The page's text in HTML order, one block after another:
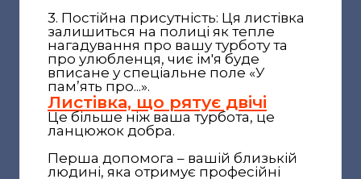
3. Постійна присутність: Ця листівка
залишиться на полиці як тепле
нагадування про вашу турботу та
про улюбленця, чиє ім'я буде
вписане у спеціальне поле «У
памʼять про...».
Листівка, що рятує двічі
Це більше ніж ваша турбота, це
ланцюжок добра.
Перша допомога – вашій близькій
людині, яка отримує професійні